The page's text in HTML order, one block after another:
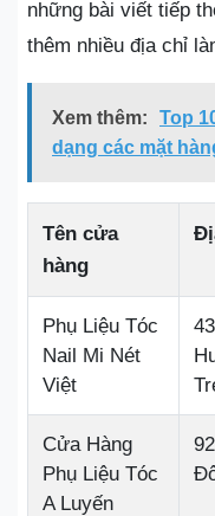
những bài viết tiếp
thêm nhiều địa chỉ
Xem thêm:
Top
dạng các mặt
Tên cửa
hàng
Phụ Liệu Tóc
Nail Mi Nét
Việt
Cửa Hàng
Phụ Liệu Tóc
A Luyến